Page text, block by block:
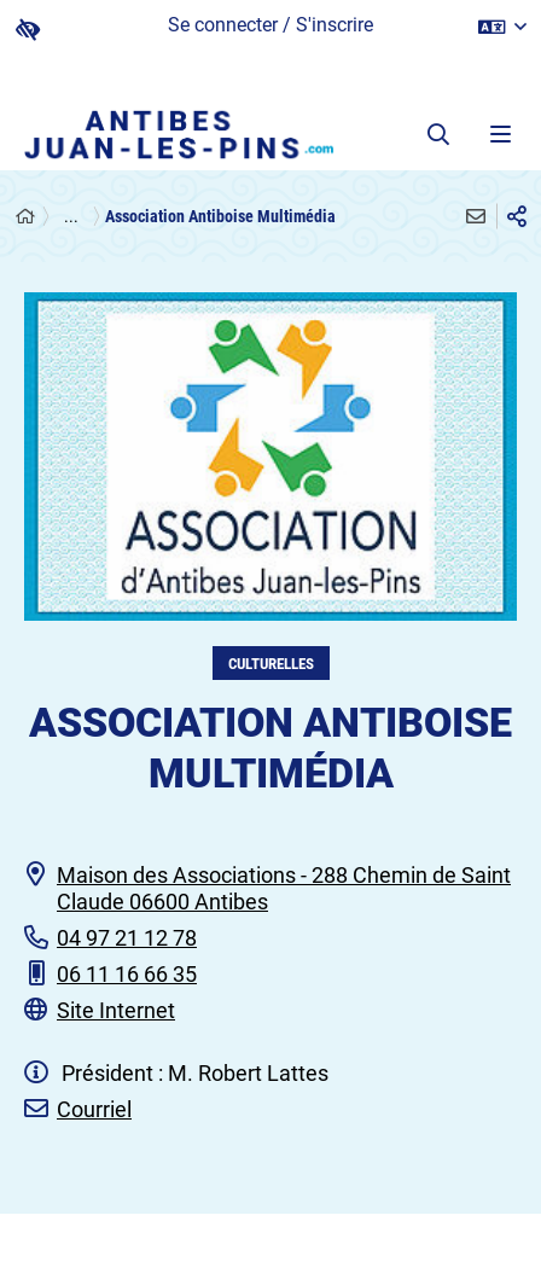
Se connecter / S'inscrire
... Association Antiboise Multimédia
CULTURELLES
ASSOCIATION ANTIBOISE
MULTIMÉDIA
Maison des Associations - 288 Chemin de Saint
Claude 06600 Antibes
04 97 21 12 78
06 11 16 66 35
Site Internet
Président : M. Robert Lattes
Courriel